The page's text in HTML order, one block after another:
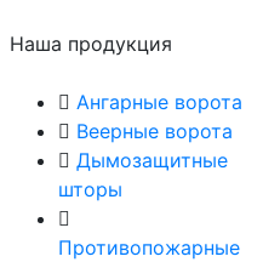
Наша продукция
Ангарные ворота
Веерные ворота
Дымозащитные
шторы
Противопожарные